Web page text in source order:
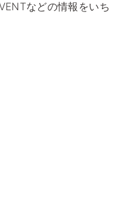
などの情報をいち